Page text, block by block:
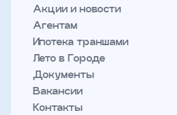
Акции и новости
Агентам
Ипотека траншами
Лето в Городе
Документы
Вакансии
Контакты